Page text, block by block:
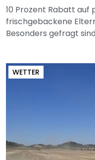
10 Prozent Rabatt auf
frischgebackene
Besonders gefragt
WETTER